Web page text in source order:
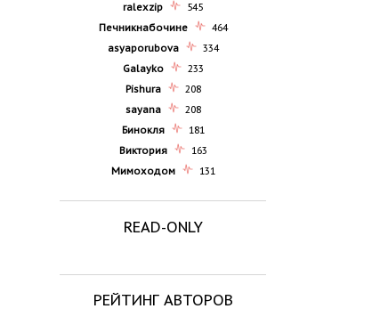
ralexzip
545
Печникнабочине
464
asyaporubova
334
Galayko
233
Pishura
208
sayana
208
Бинокля
181
Виктория
163
Мимоходом
131
READ-ONLY
РЕЙТИНГ АВТОРОВ